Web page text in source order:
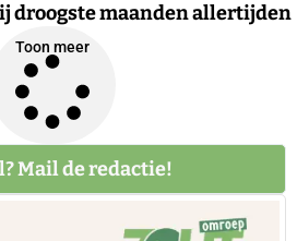
droogste maanden allertijden
Toon meer
Mail de redactie!